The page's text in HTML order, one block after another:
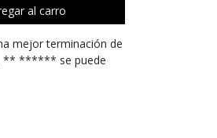
al carro
mejor terminación de
** ****** se puede